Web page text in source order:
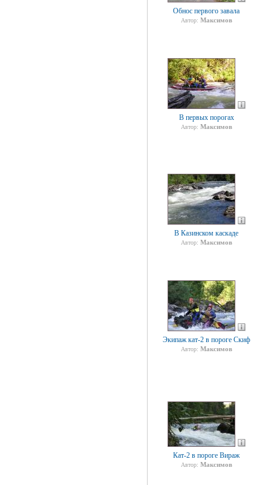
Обнос первого завала
Автор: Максимов
В первых порогах
Автор: Максимов
В Казинском каскаде
Автор: Максимов
Экипаж кат-2 в пороге Скиф
Автор: Максимов
Кат-2 в пороге Вираж
Автор: Максимов